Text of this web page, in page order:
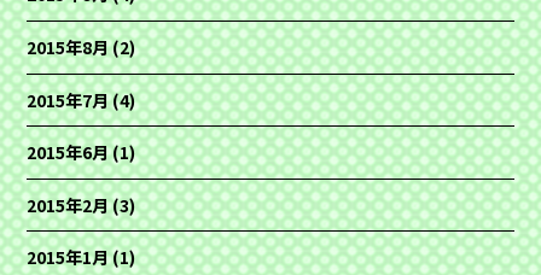
2015年8月(2)
2015年7月(4)
2015年6月(1)
2015年2月(3)
2015年1月(1)